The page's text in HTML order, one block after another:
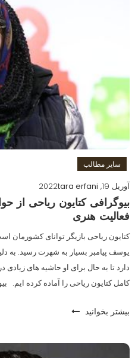
سایر مطالب
آوریل 19, 2022
tara erfani
بیوگرافی کتایون ریاحی
فعالیت هنری
کتایون ریاحی بازیگر توانای کشورمان
یوسف پیامبر بسیار به شهرت رسید. به
دارد تا به حال برای او حاشیه های
کامل کتایون ریاحی را آماده کرده ایم.
بیشتر بخوانید